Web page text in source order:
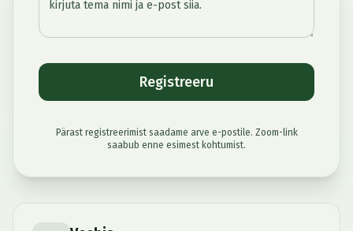
Registreeru
Pärast registreerimist saadame arve e-postile. Zoom-link
saabub enne esimest kohtumist.